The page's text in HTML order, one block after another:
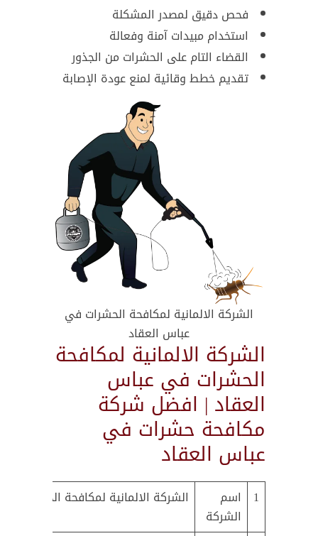
فحص دقيق لمصدر المشكلة
استخدام مبيدات آمنة وفعالة
القضاء التام على الحشرات من الجذور
تقديم خطط وقائية لمنع عودة الإصابة
الشركة الالمانية لمكافحة الحشرات في
عباس العقاد
الشركة الالمانية لمكافحة
الحشرات في عباس
العقاد | افضل شركة
مكافحة حشرات في
عباس العقاد
1
اسم
الشركة
الشركة الالمانية لمكافحة الحشرات